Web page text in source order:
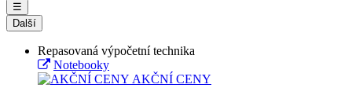
☰
Další
Repasovaná výpočetní technika
Notebooky
AKČNÍ CENY